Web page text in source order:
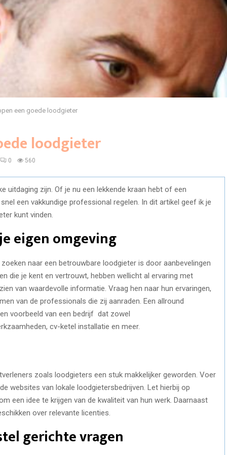
een goede loodgieter
loodgieter
0 560
uitdaging zijn. Of je nu een lekkende kraan hebt of een
een vakkundige professional regelen. In dit artikel geef ik je
kunt vinden.
eigen omgeving
naar een betrouwbare loodgieter is door aanbevelingen
die je kent en vertrouwt, hebben wellicht al ervaring met
van waardevolle informatie. Vraag hen naar hun ervaringen,
van de professionals die zij aanraden. Een allround
voorbeeld van een bedrijf dat zowel
cv-ketel installatie en meer.
zoals loodgieters een stuk makkelijker geworden. Voer
websites van lokale loodgietersbedrijven. Let hierbij op
een idee te krijgen van de kwaliteit van hun werk. Daarnaast
over relevante licenties.
gerichte vragen